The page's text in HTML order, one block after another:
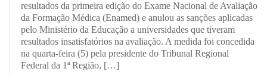
resultados da primeira edição do Exame Nacional de Avaliação
da Formação Médica (Enamed) e anulou as sanções aplicadas
pelo Ministério da Educação a universidades que tiveram
resultados insatisfatórios na avaliação. A medida foi concedida
na quarta-feira (5) pela presidente do Tribunal Regional
Federal da 1ª Região, […]